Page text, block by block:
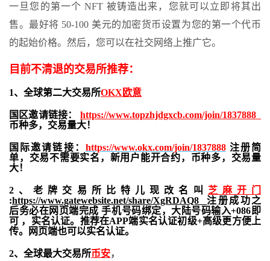
一旦您的第一个 NFT 被铸造出来，您就可以立即将其出
售。最好将 50-100 美元的加密货币设置为您的第一个代币
的起始价格。然后，您可以在社交网络上推广它。
目前不清退的交易所推荐：
1、全球第二大交易所OKX欧意
国区邀请链接： https://www.topzhjdgxcb.com/join/1837888
币种多，交易量大！
国际邀请链接： https://www.okx.com/join/1837888注册简
单，交易不需要实名，新用户能开合约， 币种多，交易量
大！
2、老牌交易所比特儿现改名叫 芝麻开门
:https://www.gatewebsite.net/share/XgRDAQ8 注册成功之
后务必在网页端完成 手机号码绑定，大陆号码输入+086即
可 ，实名认证。推荐在APP端实名认证初级+高级更方便上
传。网页端也可以实名认证。
2、全球最大交易所币安，